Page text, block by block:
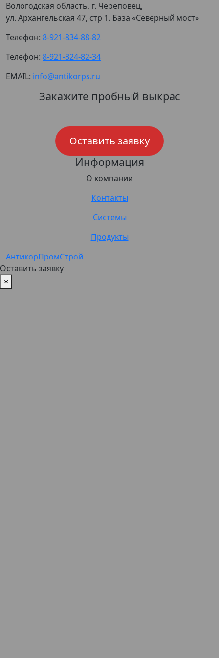
Вологодская область, г. Череповец,
ул. Архангельская 47, стр 1. База «Северный мост»
Телефон: 8-921-834-88-82
Телефон: 8-921-824-82-34
EMAIL: info@antikorps.ru
Закажите пробный выкрас
Оставить заявку
Информация
О компании
Контакты
Системы
Продукты
АнтикорПромСтрой
Оставить заявку
×